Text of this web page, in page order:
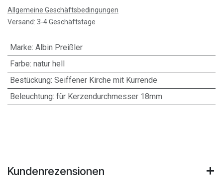
Allgemeine Geschäftsbedingungen
Versand: 3-4 Geschäftstage
Marke: Albin Preißler
Farbe: natur hell
Bestückung: Seiffener Kirche mit Kurrende
Beleuchtung: für Kerzendurchmesser 18mm
Kundenrezensionen